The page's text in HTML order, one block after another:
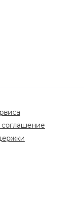
соглашение